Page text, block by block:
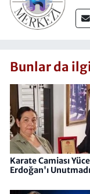
Bunlar da
Karate Camiası
Erdoğan'ı Unutmadı